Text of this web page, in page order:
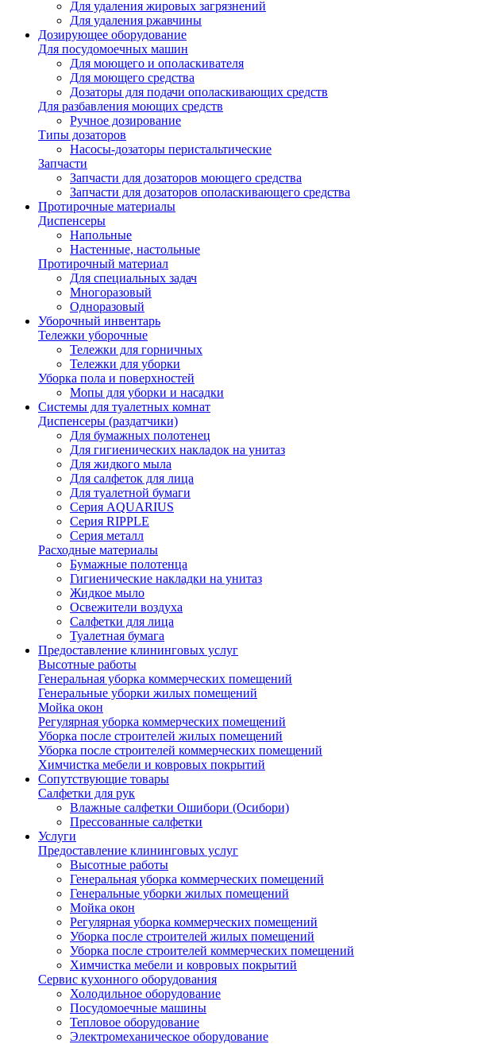
Для удаления жировых загрязнений
Для удаления ржавчины
Дозирующее оборудование
Для посудомоечных машин
Для моющего и ополаскивателя
Для моющего средства
Дозаторы для подачи ополаскивающих средств
Для разбавления моющих средств
Ручное дозирование
Типы дозаторов
Насосы-дозаторы перистальтические
Запчасти
Запчасти для дозаторов моющего средства
Запчасти для дозаторов ополаскивающего средства
Протирочные материалы
Диспенсеры
Напольные
Настенные, настольные
Протирочный материал
Для специальных задач
Многоразовый
Одноразовый
Уборочный инвентарь
Тележки уборочные
Тележки для горничных
Тележки для уборки
Уборка пола и поверхностей
Мопы для уборки и насадки
Системы для туалетных комнат
Диспенсеры (раздатчики)
Для бумажных полотенец
Для гигиенических накладок на унитаз
Для жидкого мыла
Для салфеток для лица
Для туалетной бумаги
Серия AQUARIUS
Серия RIPPLE
Серия металл
Расходные материалы
Бумажные полотенца
Гигиенические накладки на унитаз
Жидкое мыло
Освежители воздуха
Салфетки для лица
Туалетная бумага
Предоставление клининговых услуг
Высотные работы
Генеральная уборка коммерческих помещений
Генеральные уборки жилых помещений
Мойка окон
Регулярная уборка коммерческих помещений
Уборка после строителей жилых помещений
Уборка после строителей коммерческих помещений
Химчистка мебели и ковровых покрытий
Сопутствующие товары
Салфетки для рук
Влажные салфетки Ошибори (Осибори)
Прессованные салфетки
Услуги
Предоставление клининговых услуг
Высотные работы
Генеральная уборка коммерческих помещений
Генеральные уборки жилых помещений
Мойка окон
Регулярная уборка коммерческих помещений
Уборка после строителей жилых помещений
Уборка после строителей коммерческих помещений
Химчистка мебели и ковровых покрытий
Сервис кухонного оборудования
Холодильное оборудование
Посудомоечные машины
Тепловое оборудование
Электромеханическое оборудование